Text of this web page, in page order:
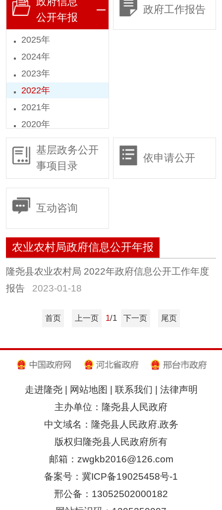
公开年报
2025年
2024年
2023年
2022年
2021年
2020年
2019年
2018年
政府工作报告
基层政务公开
事项目录
依申请公开
互动咨询
农业农村局政府信息公开年报
隆尧县农业农村局 2022年政府信息公开工作年度
报告
2023-01-18
首页 上一页 1/1 下一页 尾页
走进隆尧| 网站地图 联系我们
法律声明
主办单位：隆尧县人民政府
中文域名：隆尧县人民政府.政务
版权归隆尧县人民政府所有
邮箱：zwgkb2016@126.com
备案号：冀ICP备19025458号-1
邢公备：13052502000182